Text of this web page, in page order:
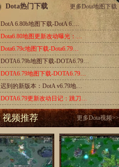
Dota热门下载 更多Dota地图下载
DotA 6.80b地图下载-DotA 6.…
Dota6.80地图更新改动曝光：…
Dota6.79c地图下载-Dota6.79…
DOTA6.79b地图下载-DOTA6.79…
DOTA6.79地图下载-DOTA6.79…
迟到的新版本：DotA v6.79地…
DOTA6.79更新改动日记：跳刀…
视频推荐 更多Dota视频>>